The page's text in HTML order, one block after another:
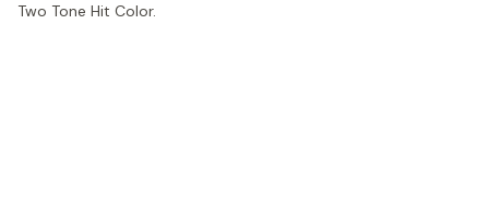
Two Tone Hit Color.